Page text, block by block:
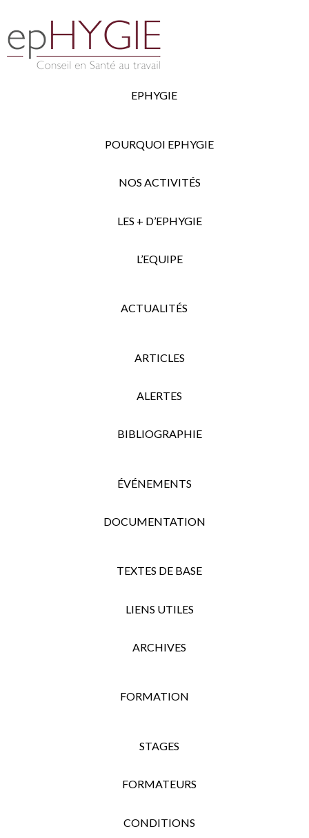
EPHYGIE
POURQUOI EPHYGIE
NOS ACTIVITÉS
LES + D’EPHYGIE
L’EQUIPE
ACTUALITÉS
ARTICLES
ALERTES
BIBLIOGRAPHIE
ÉVÉNEMENTS
DOCUMENTATION
TEXTES DE BASE
LIENS UTILES
ARCHIVES
FORMATION
STAGES
FORMATEURS
CONDITIONS